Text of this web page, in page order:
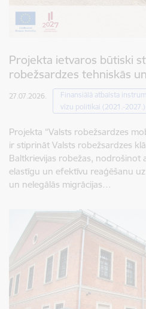
Projekta ietvaros būtiski
robežsardzes tehniskās
27.07.2026.
Finansiālā atbalsta
vīzu politikai (2021.-2027.)
Projekta “Valsts robežsardzes
ir stiprināt Valsts robežsardzes
Baltkrievijas robežas, nodrošinot
elastīgu un efektīvu reaģēšanu
un nelegālās migrācijas…